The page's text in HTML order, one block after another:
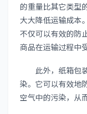
的重量比其它类型
大大降低运输成本
不仅可以有效的防
商品在运输过程中
此外，纸箱包装
染。它可以有效地
空气中的污染，从